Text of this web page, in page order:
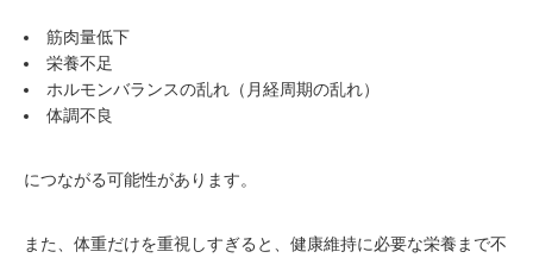
筋肉量低下
栄養不足
ホルモンバランスの乱れ（月経周期の乱れ）
体調不良
につながる可能性があります。
また、体重だけを重視しすぎると、健康維持に必要な栄養まで不